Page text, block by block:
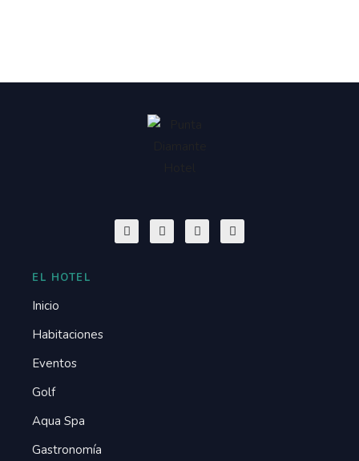
EL HOTEL
Inicio
Habitaciones
Eventos
Golf
Aqua Spa
Gastronomía